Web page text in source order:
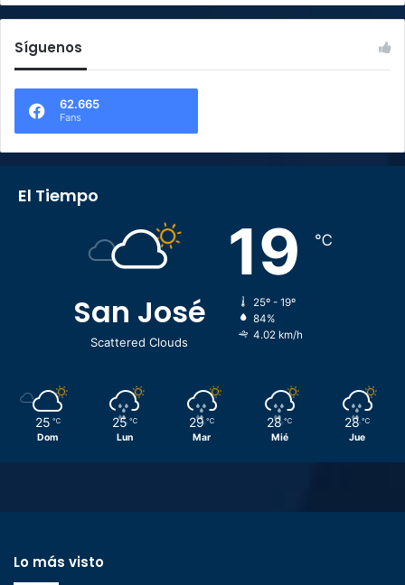
Síguenos
62.665
Fans
El Tiempo
San José
Scattered Clouds
19 ℃
25º - 19º
84%
4.02 km/h
25 ℃
Dom
25 ℃
Lun
29 ℃
Mar
28 ℃
Mié
28 ℃
Jue
Lo más visto